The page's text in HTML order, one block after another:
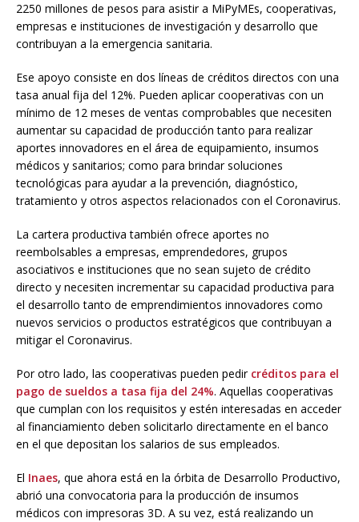
2250 millones de pesos para asistir a MiPyMEs, cooperativas,
empresas e instituciones de investigación y desarrollo que
contribuyan a la emergencia sanitaria.
Ese apoyo consiste en dos líneas de créditos directos con una
tasa anual fija del 12%. Pueden aplicar cooperativas con un
mínimo de 12 meses de ventas comprobables que necesiten
aumentar su capacidad de producción tanto para realizar
aportes innovadores en el área de equipamiento, insumos
médicos y sanitarios; como para brindar soluciones
tecnológicas para ayudar a la prevención, diagnóstico,
tratamiento y otros aspectos relacionados con el Coronavirus.
La cartera productiva también ofrece aportes no
reembolsables a empresas, emprendedores, grupos
asociativos e instituciones que no sean sujeto de crédito
directo y necesiten incrementar su capacidad productiva para
el desarrollo tanto de emprendimientos innovadores como
nuevos servicios o productos estratégicos que contribuyan a
mitigar el Coronavirus.
Por otro lado, las cooperativas pueden pedir créditos para el
pago de sueldos a tasa fija del 24%. Aquellas cooperativas
que cumplan con los requisitos y estén interesadas en acceder
al financiamiento deben solicitarlo directamente en el banco
en el que depositan los salarios de sus empleados.
El Inaes, que ahora está en la órbita de Desarrollo Productivo,
abrió una convocatoria para la producción de insumos
médicos con impresoras 3D. A su vez, está realizando un